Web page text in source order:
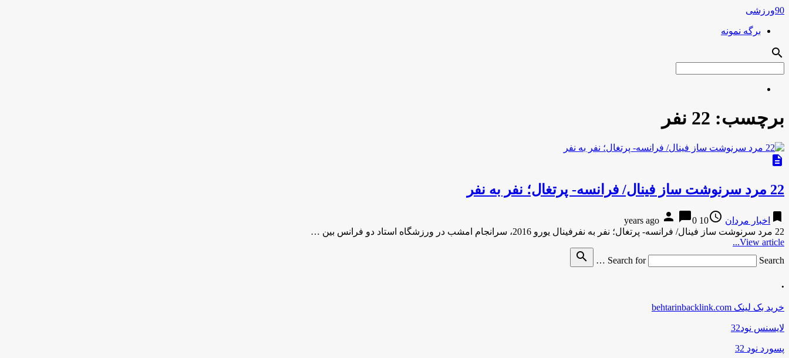
90ورزشی
برگه نمونه
search
برچسب: 22 نفر
description
22 مرد سرنوشت ساز فینال/ فرانسه- پرتغال؛ نفر به نفر
bookmark اخبار مردان access_time
10 years ago
person chat_bubble0
22 مرد سرنوشت ساز فینال/ فرانسه- پرتغال؛ نفر به نفرفینال یورو 2016، سرانجام امشب در ورزشگاه استاد دو فرانس بین …
View article...
Search for
Search …
search
.
خرید بک لینک behtarinbacklink.com
لایسنس نود32
پسورد نود 32